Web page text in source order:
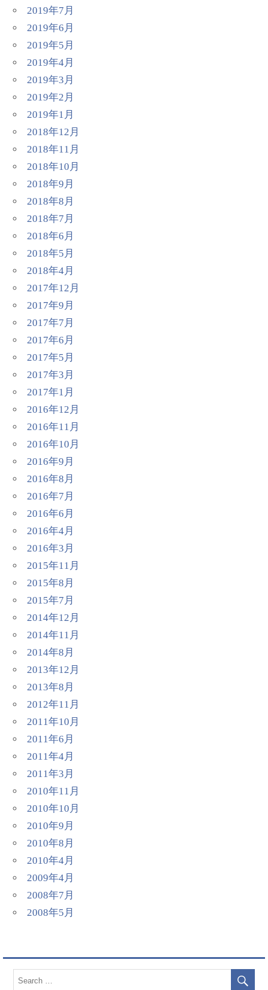
2019年7月
2019年6月
2019年5月
2019年4月
2019年3月
2019年2月
2019年1月
2018年12月
2018年11月
2018年10月
2018年9月
2018年8月
2018年7月
2018年6月
2018年5月
2018年4月
2017年12月
2017年9月
2017年7月
2017年6月
2017年5月
2017年3月
2017年1月
2016年12月
2016年11月
2016年10月
2016年9月
2016年8月
2016年7月
2016年6月
2016年4月
2016年3月
2015年11月
2015年8月
2015年7月
2014年12月
2014年11月
2014年8月
2013年12月
2013年8月
2012年11月
2011年10月
2011年6月
2011年4月
2011年3月
2010年11月
2010年10月
2010年9月
2010年8月
2010年4月
2009年4月
2008年7月
2008年5月